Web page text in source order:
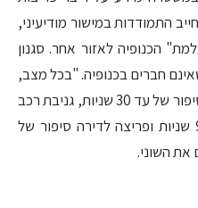
התמודדות במישור מודיעיני,
הכנופיה לאזור אחר. סגנון
חברים בכנופיה. "בכל מצב,
התפרצות לרכב וגניבת תיקים זה סיפור של עד 30 שניות, גניבת רכב
ממוצע עם מחשב מתאים עד 90 שניות ופריצה לדירה סיפור של
את השוני.